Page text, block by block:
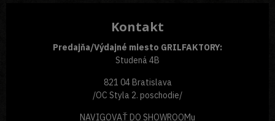
Kontakt
Predajňa/Výdajné miesto GRILFAKTORY:
Studená 4B
821 04 Bratislava
/OC Styla 2. poschodie/
NAVIGOVAŤDO SHOWROOMu